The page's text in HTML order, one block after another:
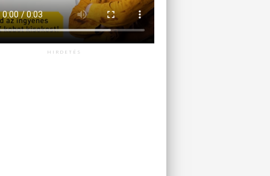
HIRDETÉS